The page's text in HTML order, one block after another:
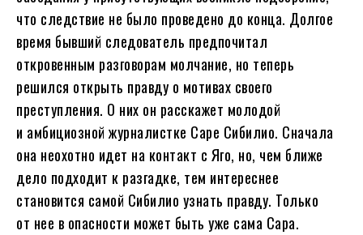
что следствие не было проведено до конца. Долгое
время бывший следователь предпочитал
откровенным разговорам молчание, но теперь
решился открыть правду о мотивах своего
преступления. О них он расскажет молодой
и амбициозной журналистке Саре Сибилио. Сначала
она неохотно идет на контакт с Яго, но, чем ближе
дело подходит к разгадке, тем интереснее
становится самой Сибилио узнать правду. Только
от нее в опасности может быть уже сама Сара.